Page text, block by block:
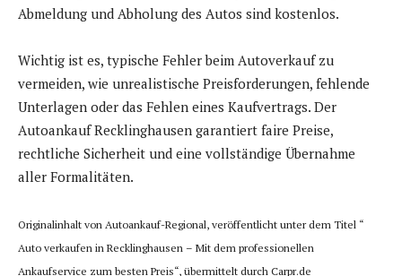
Abmeldung und Abholung des Autos sind kostenlos.
Wichtig ist es, typische Fehler beim Autoverkauf zu
vermeiden, wie unrealistische Preisforderungen, fehlende
Unterlagen oder das Fehlen eines Kaufvertrags. Der
Autoankauf Recklinghausen garantiert faire Preise,
rechtliche Sicherheit und eine vollständige Übernahme
aller Formalitäten.
Originalinhalt von Autoankauf-Regional, veröffentlicht unter dem Titel “
Auto verkaufen in Recklinghausen – Mit dem professionellen
Ankaufservice zum besten Preis“, übermittelt durch Carpr.de